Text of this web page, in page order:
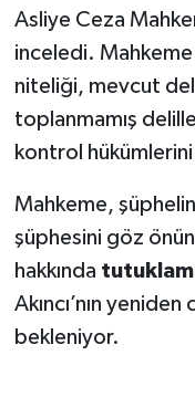
Asliye Ceza
inceledi.
niteliği, mevcut
toplanmamış
kontrol
Mahkeme,
şüphesini göz
hakkında
Akıncı’nın
bekleniyor.